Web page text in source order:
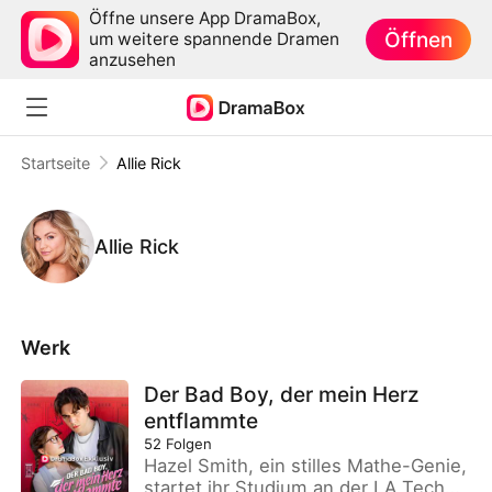
Öffne unsere App DramaBox,
um weitere spannende Dramen
anzusehen
Öffnen
Startseite Allie Rick
Allie Rick
Werk
Der Bad Boy, der mein Herz
entflammte
52 Folgen
Hazel Smith, ein stilles Mathe-Genie,
startet ihr Studium an der LA Tech